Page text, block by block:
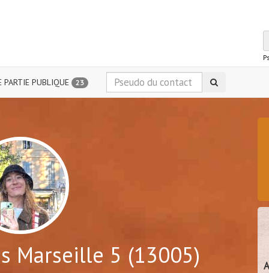
PUBLIQUE 23
Marseille 5 (13005)